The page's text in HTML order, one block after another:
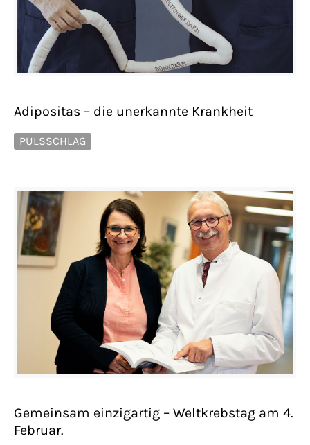
Adipositas – die unerkannte Krankheit
PULSSCHLAG
Gemeinsam einzigartig – Weltkrebstag am 4.
Februar.